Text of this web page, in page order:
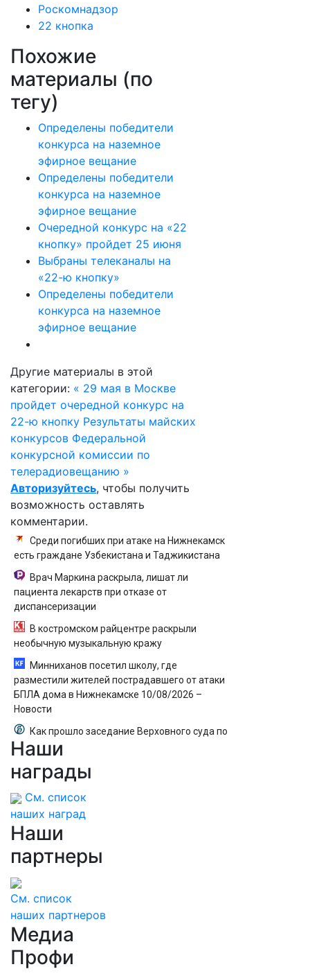
Роскомнадзор
22 кнопка
Похожие
материалы (по
тегу)
Определены победители
конкурса на наземное
эфирное вещание
Определены победители
конкурса на наземное
эфирное вещание
Очередной конкурс на «22
кнопку» пройдет 25 июня
Выбраны телеканалы на
«22-ю кнопку»
Определены победители
конкурса на наземное
эфирное вещание
Другие материалы в этой
категории: « 29 мая в Москве
пройдет очередной конкурс на
22-ю кнопку Результаты майских
конкурсов Федеральной
конкурсной комиссии по
телерадиовещанию »
Авторизуйтесь, чтобы получить
возможность оставлять
комментарии.
Среди погибших при атаке на Нижнекамск
есть граждане Узбекистана и Таджикистана
Врач Маркина раскрыла, лишат ли
пациента лекарств при отказе от
диспансеризации
В костромском райцентре раскрыли
необычную музыкальную кражу
Минниханов посетил школу, где
разместили жителей пострадавшего от атаки
БПЛА дома в Нижнекамске 10/08/2026 –
Новости
Как прошло заседание Верховного суда по
иску о снятии «Яблока» с выборов
Наши
награды
См. список
наших наград
Наши
партнеры
См. список
наших партнеров
Медиа
Профи